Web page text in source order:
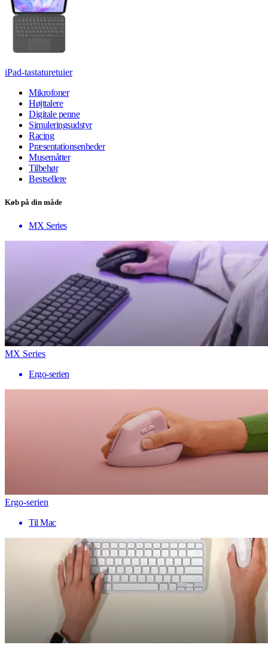
iPad-tastaturetuier
Mikrofoner
Højttalere
Digitale penne
Simuleringsudstyr
Racing
Præsentationsenheder
Musemåtter
Tilbehør
Bestsellere
Køb på din måde
MX Series
MX Series
Ergo-serien
Ergo-serien
Til Mac